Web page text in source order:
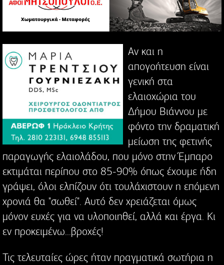
Αν και η
απογοήτευση είναι
γενική στα
ελαιοχώρια του
Δήμου Βιάννου με
φόντο την δραματική
μείωση της φετινής
παραγωγής ελαιολάδου, που μόνο στην Έμπαρο
εκτιμάται περίπου στο 85-90% όπως έχουμε ήδη
γράψει, όλοι ελπίζουν ότι τουλάχιστουν η επόμενη
χρονιά θα "σωθεί". Αυτό δεν χρειάζεται όμως
μόνον ευχές για να υλοποιηθεί, αλλά και έργα. Κι
εν προκειμένω...βροχές!
Τις τελευταίες ώρες ήταν πραγματικά σωτήρια η